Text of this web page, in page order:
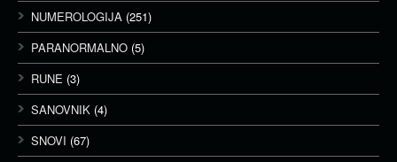
NUMEROLOGIJA (251)
PARANORMALNO (5)
RUNE (3)
SANOVNIK (4)
SNOVI (67)